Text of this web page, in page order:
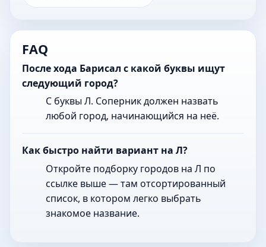
FAQ
После хода Барисал с какой буквы ищут
следующий город?
С буквы Л. Соперник должен назвать
любой город, начинающийся на неё.
Как быстро найти вариант на Л?
Откройте подборку городов на Л по
ссылке выше — там отсортированный
список, в котором легко выбрать
знакомое название.